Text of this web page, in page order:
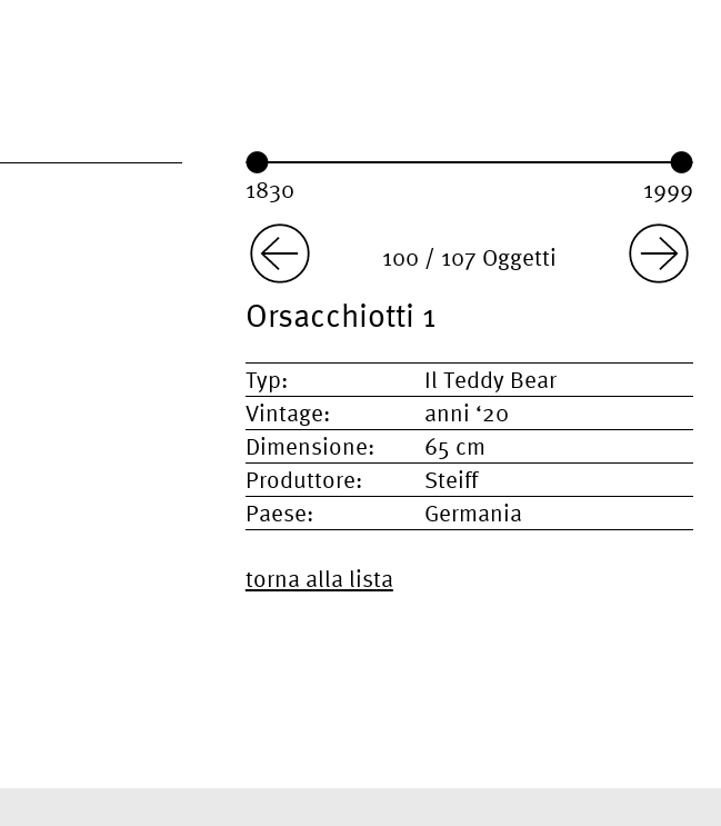
Year range:
Year from:
Year until:
100 / 107 Oggetti
Orsacchiotti 1
Typ:
Il Teddy Bear
Vintage:
anni ‘20
Dimensione:
65 cm
Produttore:
Steiff
Paese:
Germania
torna alla lista